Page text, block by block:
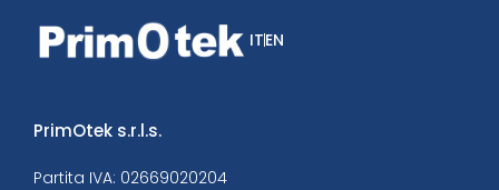
ITEN
PrimOtek s.r.l.s.
Partita IVA: 02669020204